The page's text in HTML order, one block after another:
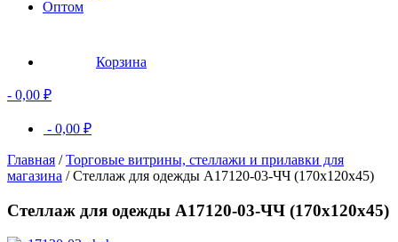
Оптом
Корзина
- 0,00 ₽
- 0,00 ₽
Главная /Торговые витрины, стеллажи и прилавки для
магазина / Стеллаж для одежды A17120-03-ЧЧ (170х120х45)
Стеллаж для одежды A17120-03-ЧЧ (170х120х45)